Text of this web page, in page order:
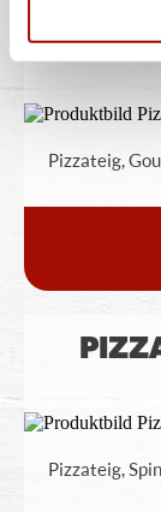
Pizzateig,
Pizzateig,